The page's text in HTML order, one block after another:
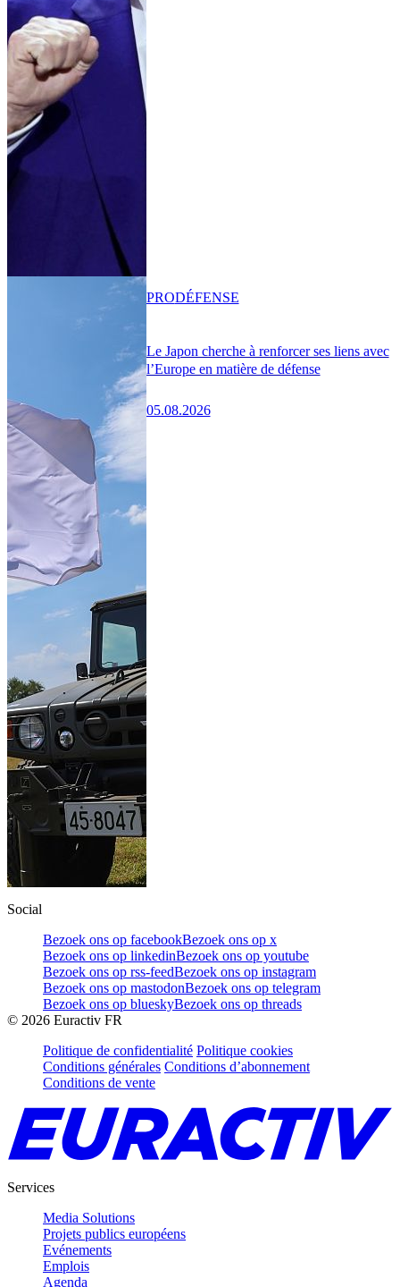
Le Japon cherche à renforcer ses liens avec
l’Europe en matière de défense
05.08.2026
PRODÉFENSE
Social
Bezoek ons op facebookBezoek ons op x
Bezoek ons op linkedinBezoek ons op youtube
Bezoek ons op rss-feedBezoek ons op instagram
Bezoek ons op mastodonBezoek ons op telegram
Bezoek ons op blueskyBezoek ons op threads
© 2026 Euractiv FR
Politique de confidentialité Politique cookies
Conditions générales Conditions d’abonnement
Conditions de vente
Services
Media Solutions
Projets publics européens
Evénements
Emplois
Agenda